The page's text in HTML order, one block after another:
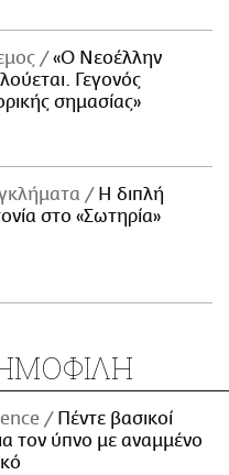
«Ο Νεοέλλην
Γεγονός
σημασίας»
Η διπλή
στο «Σωτηρία»
Πέντε βασικοί
τον ύπνο με αναμμένο